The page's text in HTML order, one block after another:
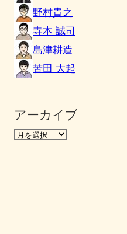
野村貴之
寺本 誠司
島津耕造
苦田 大起
アーカイブ